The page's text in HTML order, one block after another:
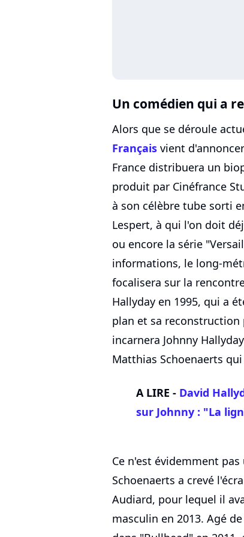
Un comédien qui a
Alors que se déroule
Français vient
France distribuera un
produit par Cinéfrance
à son célèbre tube sorti
Lespert, à qui l'on doit
ou encore la série
informations, le long-
focalisera sur la
Hallyday en 1995, qui a
plan et sa
incarnera Johnny
Matthias Schoenaerts
A LIRE - David
sur Johnny : "La
Ce n'est évidemment
Schoenaerts a crevé
Audiard, pour lequel il
masculin en 2013. Agé